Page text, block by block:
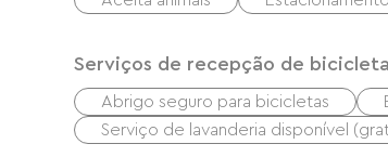
Serviços de recepção de
Abrigo seguro para bicicletas
Serviço de lavanderia disponível